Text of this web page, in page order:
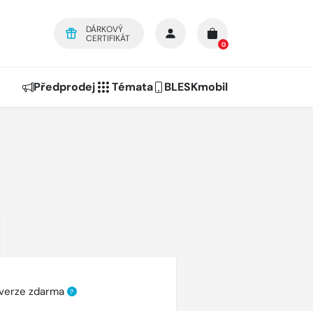
DÁRKOVÝ
CERTIFIKÁT
0
Předprodej Témata BLESKmobil
zdarma ?